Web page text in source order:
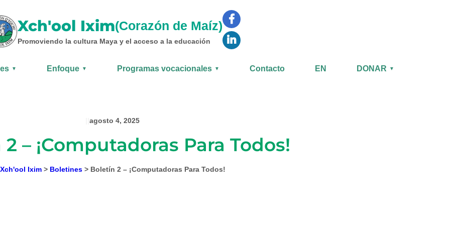
Xch'ool Ixim(Corazón de Maíz)
Promoviendo la cultura Maya y el acceso a la educación
▼ Enfoque ▼ Programas vocacionales ▼ Contacto EN DONAR ▼
agosto 4, 2025
– ¡Computadoras Para Todos!
Xch'ool Ixim> Boletines> Boletín 2 – ¡Computadoras Para Todos!